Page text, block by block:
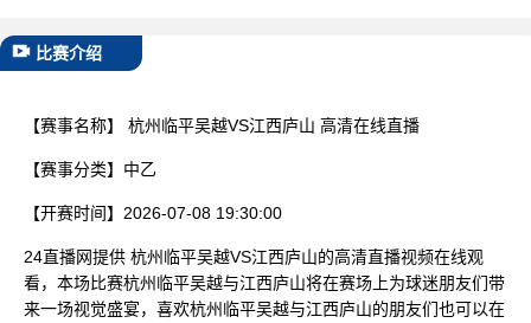
比赛介绍
【赛事名称】 杭州临平吴越VS江西庐山 高清在线直播
【赛事分类】 中乙
【开赛时间】 2026-07-08 19:30:00
24直播网提供 杭州临平吴越VS江西庐山的高清直播视频在线观
看，本场比赛杭州临平吴越与江西庐山将在赛场上为球迷朋友们带
来一场视觉盛宴，喜欢杭州临平吴越与江西庐山的朋友们也可以在